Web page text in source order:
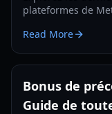
plateformes de
l'avant-garde dans
Moscou.
Read More
Bonus de
Guide de